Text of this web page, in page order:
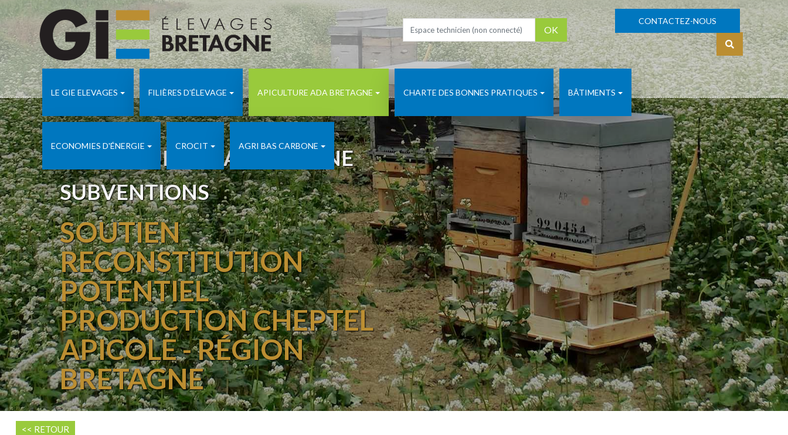
OK
CONTACTEZ-NOUS
S'identifier
LE GIE ELEVAGES FILIÈRES D'ÉLEVAGE APICULTURE ADA BRETAGNE CHARTE DES BONNES PRATIQUES BÂTIMENTS
ECONOMIES D'ÉNERGIE CROCIT AGRI BAS CARBONE
APICULTURE ADA BRETAGNE
SUBVENTIONS
SOUTIEN
RECONSTITUTION
POTENTIEL
PRODUCTION CHEPTEL
APICOLE - RÉGION
BRETAGNE
<< RETOUR